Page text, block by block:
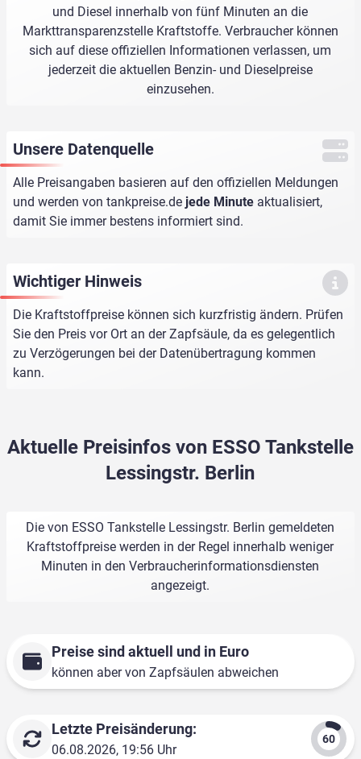
und Diesel innerhalb von fünf Minuten an die
Markttransparenzstelle Kraftstoffe. Verbraucher können
sich auf diese offiziellen Informationen verlassen, um
jederzeit die aktuellen Benzin- und Dieselpreise
einzusehen.
Unsere Datenquelle
Alle Preisangaben basieren auf den offiziellen Meldungen
und werden von tankpreise.de jede Minute aktualisiert,
damit Sie immer bestens informiert sind.
Wichtiger Hinweis
Die Kraftstoffpreise können sich kurzfristig ändern. Prüfen
Sie den Preis vor Ort an der Zapfsäule, da es gelegentlich
zu Verzögerungen bei der Datenübertragung kommen
kann.
Aktuelle Preisinfos von ESSO Tankstelle
Lessingstr. Berlin
Die von ESSO Tankstelle Lessingstr. Berlin gemeldeten
Kraftstoffpreise werden in der Regel innerhalb weniger
Minuten in den Verbraucherinformationsdiensten
angezeigt.
Preise sind aktuell und in Euro
können aber von Zapfsäulen abweichen
Letzte Preisänderung:
06.08.2026, 19:56 Uhr